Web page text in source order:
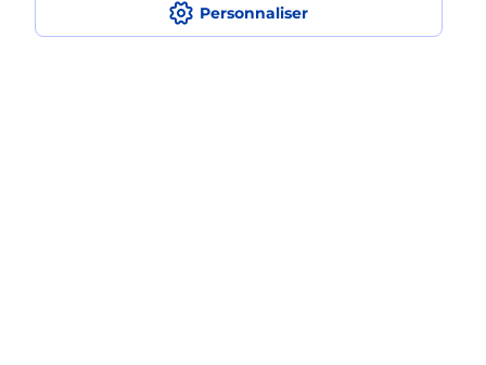
Personnaliser
Est-ce que je peux assurer mon
smartphone Samsung ?